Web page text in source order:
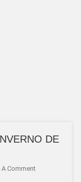
DE
A CommentOn